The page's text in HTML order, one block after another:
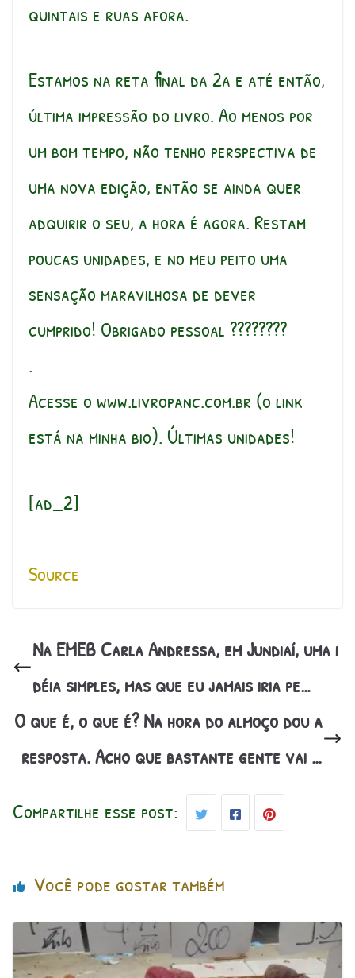
quintais e ruas afora.
Estamos na reta final da 2a e até então,
última impressão do livro. Ao menos por
um bom tempo, não tenho perspectiva de
uma nova edição, então se ainda quer
adquirir o seu, a hora é agora. Restam
poucas unidades, e no meu peito uma
sensação maravilhosa de dever
cumprido! Obrigado pessoal ????????
.
Acesse o www.livropanc.com.br (o link
está na minha bio). Últimas unidades!
[ad_2]
Source
Na EMEB Carla Andressa, em Jundiaí, uma i
déia simples, mas que eu jamais iria pe…
O que é, o que é? Na hora do almoço dou a
resposta. Acho que bastante gente vai …
Compartilhe esse post:
Você pode gostar também